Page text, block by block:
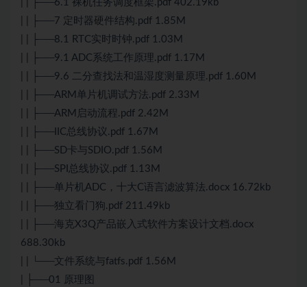
| | ├──6.1 裸机任务调度框架.pdf 402.19kb
| | ├──7 定时器硬件结构.pdf 1.85M
| | ├──8.1 RTC实时时钟.pdf 1.03M
| | ├──9.1 ADC系统工作原理.pdf 1.17M
| | ├──9.6 二分查找法和温湿度测量原理.pdf 1.60M
| | ├──ARM单片机调试方法.pdf 2.33M
| | ├──ARM启动流程.pdf 2.42M
| | ├──IIC总线协议.pdf 1.67M
| | ├──SD卡与SDIO.pdf 1.56M
| | ├──SPI总线协议.pdf 1.13M
| | ├──单片机ADC，十大C语言 滤波算法 .docx 16.72kb
| | ├──独立看门狗.pdf 211.49kb
| | ├──海克X3Q产品嵌入式软件方案设计文档.docx
688.30kb
| | └──文件系统与fatfs.pdf 1.56M
| ├──01 原理图